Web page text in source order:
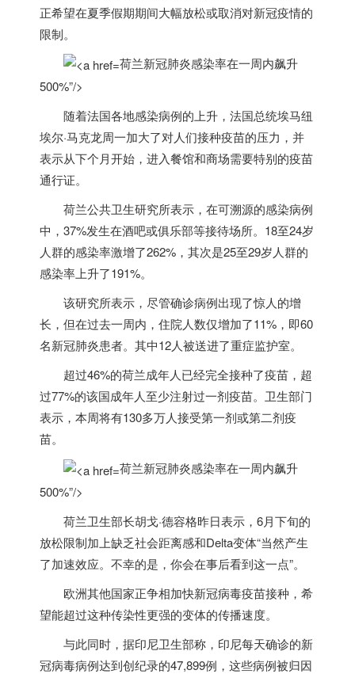
正希望在夏季假期期间大幅放松或取消对新冠疫情的
限制。
荷兰新冠肺炎感染率在一周内飙升
500%”/>
随着法国各地感染病例的上升，法国总统埃马纽
埃尔·马克龙周一加大了对人们接种疫苗的压力，并
表示从下个月开始，进入餐馆和商场需要特别的疫苗
通行证。
荷兰公共卫生研究所表示，在可溯源的感染病例
中，37%发生在酒吧或俱乐部等接待场所。18至24岁
人群的感染率激增了262%，其次是25至29岁人群的
感染率上升了191%。
该研究所表示，尽管确诊病例出现了惊人的增
长，但在过去一周内，住院人数仅增加了11%，即60
名新冠肺炎患者。其中12人被送进了重症监护室。
超过46%的荷兰成年人已经完全接种了疫苗，超
过77%的该国成年人至少注射过一剂疫苗。卫生部门
表示，本周将有130多万人接受第一剂或第二剂疫
苗。
荷兰新冠肺炎感染率在一周内飙升
500%”/>
荷兰卫生部长胡戈·德容格昨日表示，6月下旬的
放松限制加上缺乏社会距离感和Delta变体“当然产生
了加速效应。不幸的是，你会在事后看到这一点”。
欧洲其他国家正争相加快新冠病毒疫苗接种，希
望能超过这种传染性更强的变体的传播速度。
与此同时，据印尼卫生部称，印尼每天确诊的新
冠病毒病例达到创纪录的47,899例，这些病例被归因